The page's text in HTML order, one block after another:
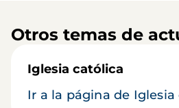
Otros temas de
Iglesia católica
Ir a la página de Iglesia